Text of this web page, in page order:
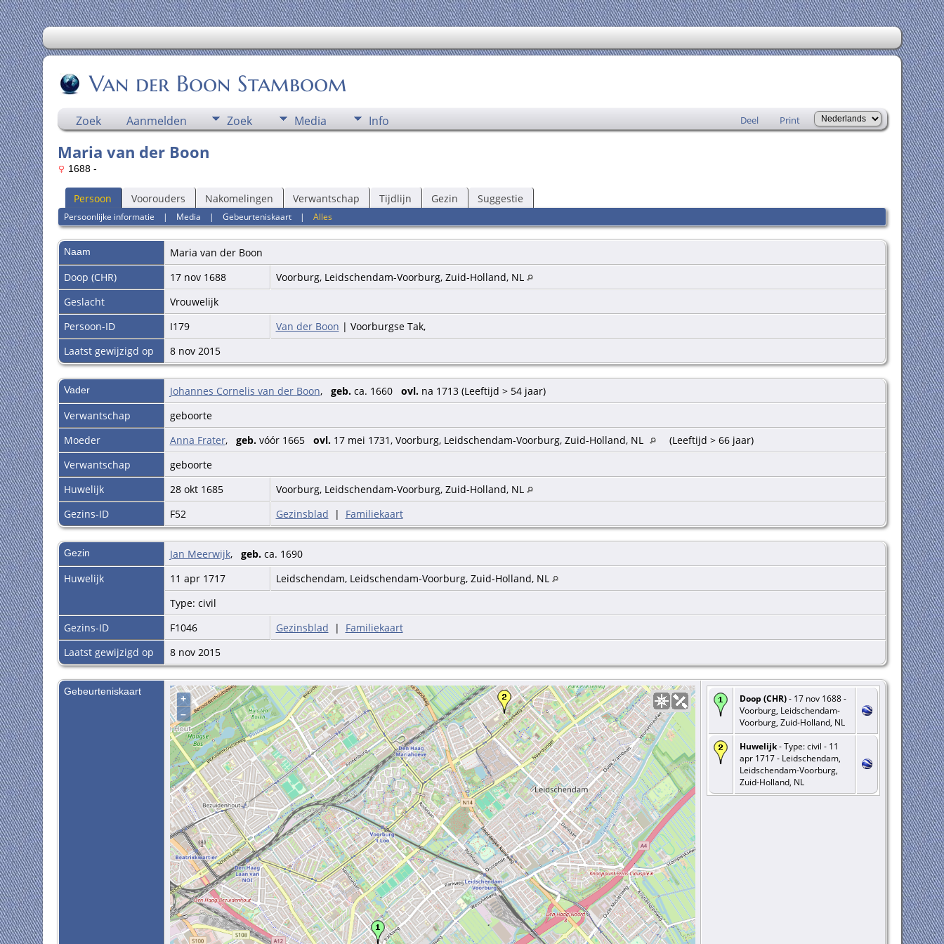
Van der Boon Stamboom
Zoek Aanmelden Zoek Media Info Deel Print
Maria van der Boon
1688 -
Persoon Voorouders Nakomelingen Verwantschap Tijdlijn Gezin Suggestie
Persoonlijke informatie | Media | Gebeurteniskaart| Alles
Naam Maria van der Boon
Doop (CHR)
17 nov 1688
Voorburg, Leidschendam-Voorburg, Zuid-Holland, NL
Geslacht
Vrouwelijk
Persoon-ID
I179 Van der Boon | Voorburgse Tak,
Laatst gewijzigd op
8 nov 2015
Vader Johannes Cornelis van der Boon, geb.ca. 1660 ovl.na 1713 (Leeftijd > 54 jaar)
Verwantschap
geboorte
Moeder
Anna Frater, geb.vóór 1665 ovl.17 mei 1731, Voorburg, Leidschendam-Voorburg, Zuid-Holland, NL
(Leeftijd > 66 jaar)
Verwantschap
geboorte
Huwelijk
28 okt 1685
Voorburg, Leidschendam-Voorburg, Zuid-Holland, NL
Gezins-ID
F52 Gezinsblad | Familiekaart
Gezin Jan Meerwijk, geb.ca. 1690
Huwelijk
11 apr 1717
Leidschendam, Leidschendam-Voorburg, Zuid-Holland, NL
Type: civil
Gezins-ID
F1046 Gezinsblad | Familiekaart
Laatst gewijzigd op
8 nov 2015
Gebeurteniskaart
+
–
Doop (CHR)- 17 nov 1688 -
Voorburg, Leidschendam-
Voorburg, Zuid-Holland, NL
Huwelijk- Type: civil - 11
apr 1717 - Leidschendam,
Leidschendam-Voorburg,
Zuid-Holland, NL